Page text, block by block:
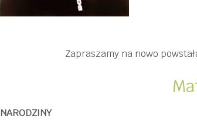
Zapraszamy na nowo
NARODZINY